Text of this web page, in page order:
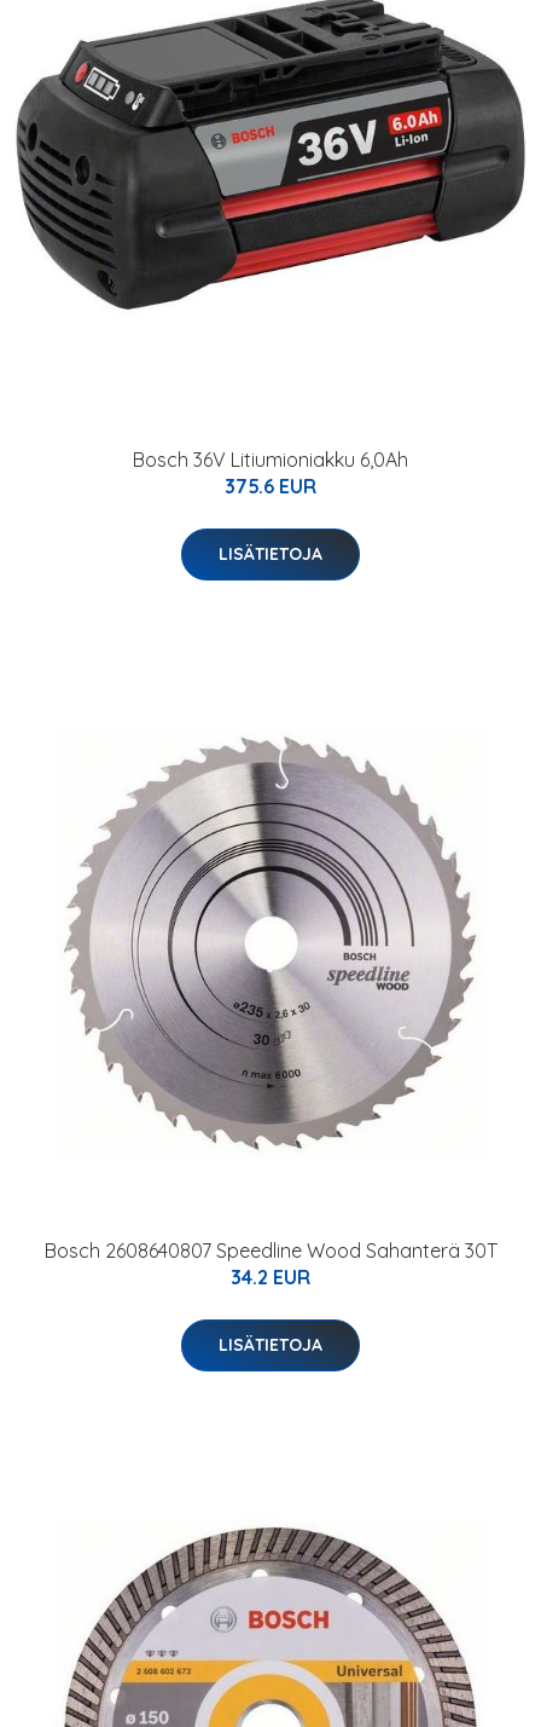
Bosch 36V Litiumioniakku 6,0Ah
375.6 EUR
LISÄTIETOJA
Bosch 2608640807 Speedline Wood Sahanterä 30T
34.2 EUR
LISÄTIETOJA